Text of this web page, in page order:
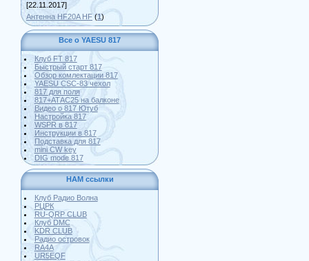
[22.11.2017]
Антенна HF20A HF (1)
Все о YAESU 817
Клуб FT 817
Быстрый старт 817
Обзор комлектации 817
YAESU CSC-83 чехол
817 для поля
817+АТАС25 на балконе
Видео о 817 Ютуб
Настройка 817
WSPR в 817
Инструкции в 817
Подставка для 817
mini CW key
DIG mode 817
HAM ссылки
Клуб Радио Волна
РЦРК
RU-QRP CLUB
Клуб DMC
KDR CLUB
Радио островок
RA4A
UR5EQF